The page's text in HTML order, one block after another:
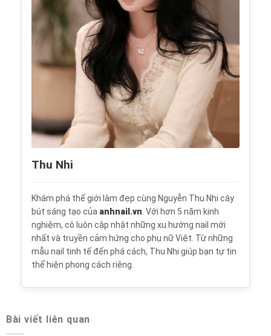
Thu Nhi
Khám phá thế giới làm đẹp cùng Nguyễn Thu Nhi cây
bút sáng tạo của anhnail.vn . Với hơn 5 năm kinh
nghiệm, cô luôn cập nhật những xu hướng nail mới
nhất và truyền cảm hứng cho phụ nữ Việt. Từ những
mẫu nail tinh tế đến phá cách, Thu Nhi giúp bạn tự tin
thể hiện phong cách riêng.
Bài viết liên quan